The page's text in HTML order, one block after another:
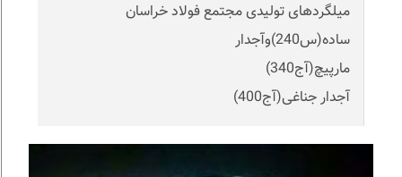
میلگردهای تولیدی مجتمع فولاد خراسان
ساده(س240)وآجدار
مارپیچ(آج340)
آجدار جناغی(آج400)